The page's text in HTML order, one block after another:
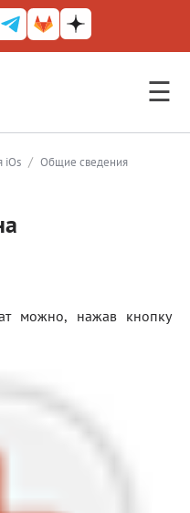
☰
Server
почтовый ящик
КЭП
iOs / Общие сведения
можно, нажав кнопку